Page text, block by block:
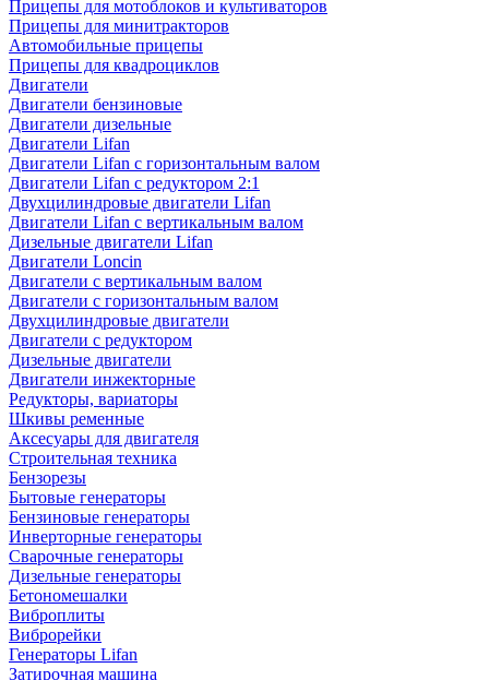
Прицепы для мотоблоков и культиваторов
Прицепы для минитракторов
Автомобильные прицепы
Прицепы для квадроциклов
Двигатели
Двигатели бензиновые
Двигатели дизельные
Двигатели Lifan
Двигатели Lifan с горизонтальным валом
Двигатели Lifan с редуктором 2:1
Двухцилиндровые двигатели Lifan
Двигатели Lifan с вертикальным валом
Дизельные двигатели Lifan
Двигатели Loncin
Двигатели с вертикальным валом
Двигатели с горизонтальным валом
Двухцилиндровые двигатели
Двигатели с редуктором
Дизельные двигатели
Двигатели инжекторные
Редукторы, вариаторы
Шкивы ременные
Аксесуары для двигателя
Строительная техника
Бензорезы
Бытовые генераторы
Бензиновые генераторы
Инверторные генераторы
Сварочные генераторы
Дизельные генераторы
Бетономешалки
Виброплиты
Виброрейки
Генераторы Lifan
Затирочная машина